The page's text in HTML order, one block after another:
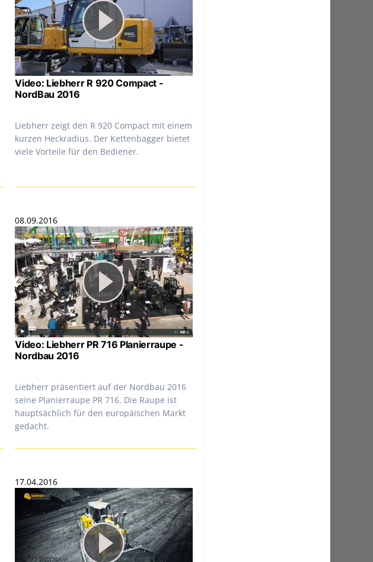
Video: Liebherr R 920 Compact -
NordBau 2016
Liebherr zeigt den R 920 Compact mit einem
kurzen Heckradius. Der Kettenbagger bietet
viele Vorteile für den Bediener.
08.09.2016
Video: Liebherr PR 716 Planierraupe -
Nordbau 2016
Liebherr präsentiert auf der Nordbau 2016
seine Planierraupe PR 716. Die Raupe ist
hauptsächlich für den europäischen Markt
gedacht.
17.04.2016